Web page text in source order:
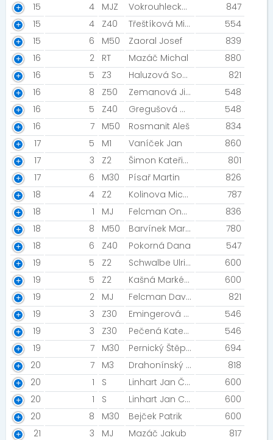
15
4 MJZ Vokrouhlecká Sára
847
15
4 Z40 Třeštíková Michaela
554
15
6 M50 Zaoral Josef
839
16
2 RT Mazáč Michal
880
16
5 Z3 Haluzová Soňa
821
16
8 Z50 Zemanová Jitka
548
16
5 Z40 Gregušová Gabriela
548
16
7 M50 Rosmanit Aleš
834
17
5 M1 Vaníček Jan
860
17
3 Z2 Šimon Kateřina
801
17
6 M30 Písař Martin
826
18
4 Z2 Kolinova Michaela
787
18
1 MJ Felcman Ondřej
836
18
8 M50 Barvínek Martin
780
18
6 Z40 Pokorná Dana
547
19
5 Z2 Schwalbe Ulrike
600
19
5 Z2 Kašná Markéta
600
19
2 MJ Felcman David
821
19
3 Z30 Emingerová Kateřina
546
19
3 Z30 Pečená Kateřina
546
19
7 M30 Pernický Štěpán
694
20
7 M3 Drahonínský Marek
818
20
1 S Linhart Jan Čermák Lukáš
600
20
1 S Linhart Jan Chyba Jiří
600
20
8 M30 Bejček Patrik
600
21
3 MJ Mazáč Jakub
817